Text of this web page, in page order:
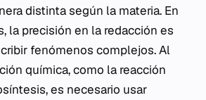
distinta según la materia. En
la precisión en la redacción es
fenómenos complejos. Al
química, como la reacción
es necesario usar